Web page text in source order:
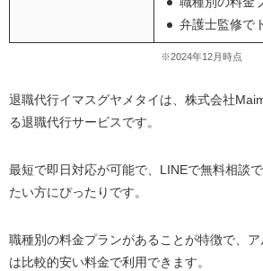
弁護士監修で
※2024年12月時点
退職代行イマスグヤメタイは、株式会社
る退職代行サービスです。
最短で即日対応が可能で、LINEで無料相談
たい方にぴったりです。
職種別の料金プランがあることが特徴で、
は比較的安い料金で利用できます。